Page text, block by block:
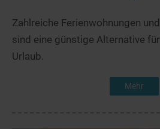
Zahlreiche Ferienwohnungen
sind eine günstige Alternative
Urlaub.
Mehr